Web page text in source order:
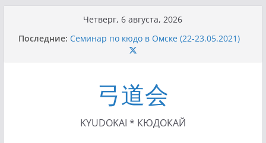
содержимому
Четверг, 6 августа, 2026
Последние: Семинар по кюдо в Омске (22-23.05.2021)
Чемпионат Росcии, Дёмино (2-5.09.2021)
II Кубок Посла Японии в России по Кюдо,
Орёл (25.07.2021)
I этап Кубка Московской области по Кюдо /
Сейдокан II (27.06.2021)
弓道会
KYUDOKAI * КЮДОКАЙ